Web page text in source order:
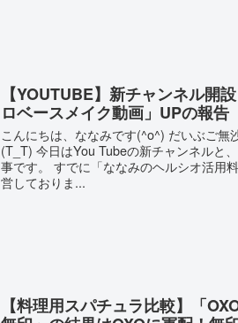
【YOUTUBE】新チャンネル開
ロベースメイク動画」UPの報告
こんにちは、ななみです(^o^) だいぶご無
(T_T) 今日はYou Tubeの新チャンネルと
事です。 すでに「ななみのヘルシオ活用
営しておりま...
【料理用スパチュラ比較】「